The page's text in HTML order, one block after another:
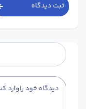
ثبت دیدگاه